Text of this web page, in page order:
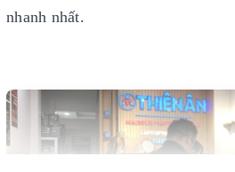
nhanh nhất.